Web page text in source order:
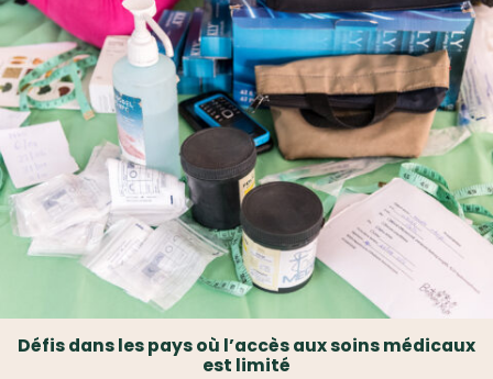
Défis dans les pays où l’accès aux soins médicaux
est limité